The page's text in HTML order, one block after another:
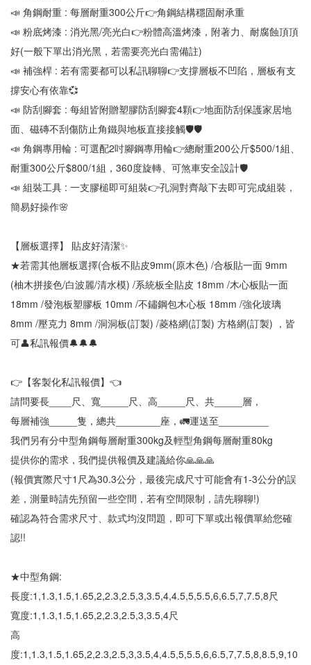
📣 角鋼耐重 : 每層耐重300公斤👉角鋼結構穩固耐承重
📣 粉底烤漆 : 消光黑/亮光白👉粉體高溫烤漆，附著力、耐腐蝕頂頂
好(一般下單出消光黑，若需要亮光白需備註)
📣 補強桿 : 若有需要都可以私訊聊聊👉支撐層板不凹陷，層板有支
撐安心有依靠💞
📣 防刮腳套 : 每組皆附贈塑膠防刮腳套4顆👉地面防刮保護家居地
面、磁磚不刮傷防止角鐵與地板直接接觸🛡🛡
📣 角鋼專用輪 : 可選配2吋腳鋼專用輪👉總耐重200公斤$500/1組、
耐重300公斤$800/1組，360度旋轉、可煞車安全設計🛡
📣 組裝工具 : 一支膠槌即可組裝👉孔洞對齊敲下去即可完成組裝，
簡易好操作🌸
【層板選擇】 貼皮好清潔✨
★若需其他層板選擇(合板不貼皮9mm(原木色) /合板貼一面 9mm
(柚木拼接色/白波麗/清水模) /系統板全貼皮 18mm /木心板貼一面
18mm /發泡板塑膠板 10mm /不鏽鋼包木心板 18mm /強化玻璃
8mm /壓克力 8mm /洞洞板(訂製) /菱格網(訂製) 方格網(訂製) ，皆
可👤私訊報價🔔🔔🔔
👉【客製化私訊報價】👈
請問要長____尺、寬_____尺、高_____尺、共_____層，
每層補強_____隻，總共________座，🚛運送至_________
我們另有分中型角鋼每層耐重300kg及輕型角鋼每層耐重80kg
提供你的需求，我們提供報價及建議給你🙏🙏🙏
(報價實際尺寸1尺為30.3公分，最後完成尺寸可能會有1-3公分的誤
差，測量時請先預留一些空間，若有空間限制，請先聊聊!)
確認為符合需求尺寸、款式均沒問題，即可下單或出報價單給您確
認!!
★中型角鋼:
長度:1,1.3,1.5,1.65,2,2.3,2.5,3,3.5,4,4.5,5,5.5,6,6.5,7,7.5,8尺
寬度:1,1.3,1.5,1.65,2,2.3,2.5,3,3.5,4尺
高
度:1,1.3,1.5,1.65,2,2.3,2.5,3,3.5,4,4.5,5,5.5,6,6.5,7,7.5,8,8.5,9,10